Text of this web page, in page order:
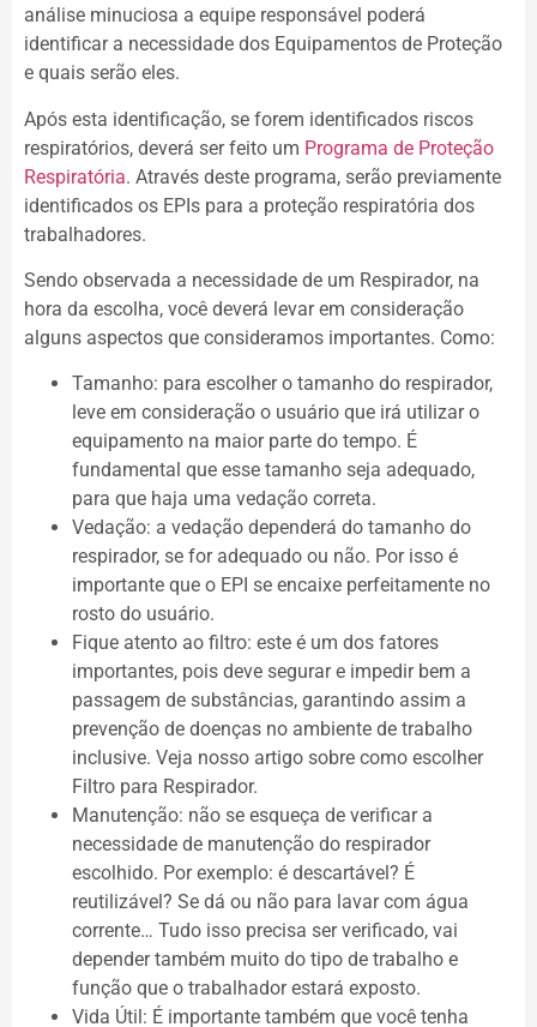
análise minuciosa a equipe responsável poderá
identificar a necessidade dos Equipamentos de Proteção
e quais serão eles.
Após esta identificação, se forem identificados riscos
respiratórios, deverá ser feito um Programa de Proteção
Respiratória. Através deste programa, serão previamente
identificados os EPIs para a proteção respiratória dos
trabalhadores.
Sendo observada a necessidade de um Respirador, na
hora da escolha, você deverá levar em consideração
alguns aspectos que consideramos importantes. Como:
Tamanho: para escolher o tamanho do respirador,
leve em consideração o usuário que irá utilizar o
equipamento na maior parte do tempo. É
fundamental que esse tamanho seja adequado,
para que haja uma vedação correta.
Vedação: a vedação dependerá do tamanho do
respirador, se for adequado ou não. Por isso é
importante que o EPI se encaixe perfeitamente no
rosto do usuário.
Fique atento ao filtro: este é um dos fatores
importantes, pois deve segurar e impedir bem a
passagem de substâncias, garantindo assim a
prevenção de doenças no ambiente de trabalho
inclusive. Veja nosso artigo sobre como escolher
Filtro para Respirador.
Manutenção: não se esqueça de verificar a
necessidade de manutenção do respirador
escolhido. Por exemplo: é descartável? É
reutilizável? Se dá ou não para lavar com água
corrente… Tudo isso precisa ser verificado, vai
depender também muito do tipo de trabalho e
função que o trabalhador estará exposto.
Vida Útil: É importante também que você tenha